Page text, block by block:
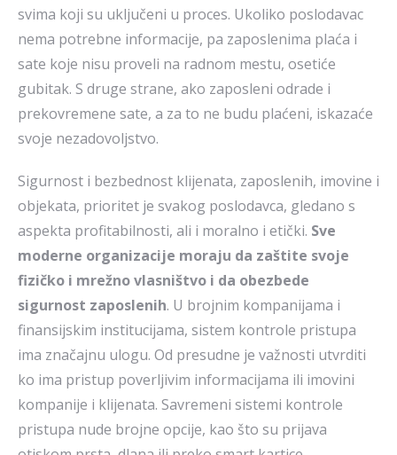
svima koji su uključeni u proces. Ukoliko poslodavac
nema potrebne informacije, pa zaposlenima plaća i
sate koje nisu proveli na radnom mestu, osetiće
gubitak. S druge strane, ako zaposleni odrade i
prekovremene sate, a za to ne budu plaćeni, iskazaće
svoje nezadovoljstvo.
Sigurnost i bezbednost klijenata, zaposlenih, imovine i
objekata, prioritet je svakog poslodavca, gledano s
aspekta profitabilnosti, ali i moralno i etički. Sve
moderne organizacije moraju da zaštite svoje
fizičko i mrežno vlasništvo i da obezbede
sigurnost zaposlenih. U brojnim kompanijama i
finansijskim institucijama, sistem kontrole pristupa
ima značajnu ulogu. Od presudne je važnosti utvrditi
ko ima pristup poverljivim informacijama ili imovini
kompanije i klijenata. Savremeni sistemi kontrole
pristupa nude brojne opcije, kao što su prijava